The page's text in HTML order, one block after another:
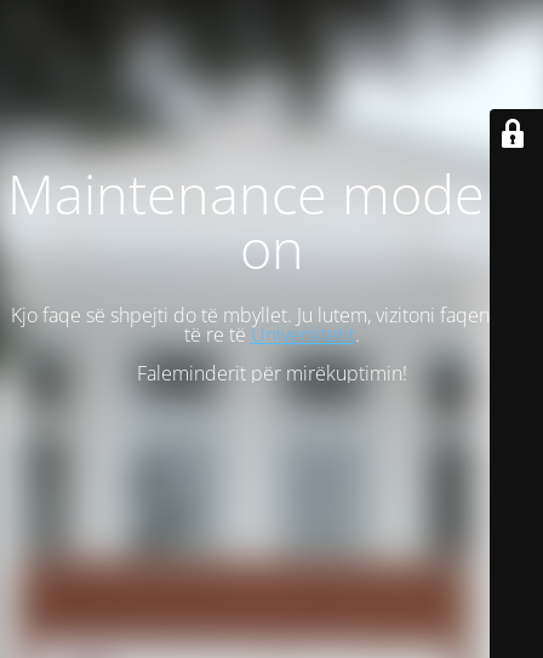
Maintenance mode is
on
Kjo faqe së shpejti do të mbyllet. Ju lutem, vizitoni faqen tonë
të re të Universitetit.
Faleminderit për mirëkuptimin!